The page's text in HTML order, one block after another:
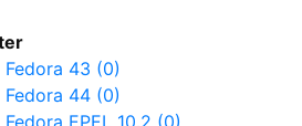
Fedora 43 (0)
Fedora 44 (0)
Fedora EPEL 10.2 (0)